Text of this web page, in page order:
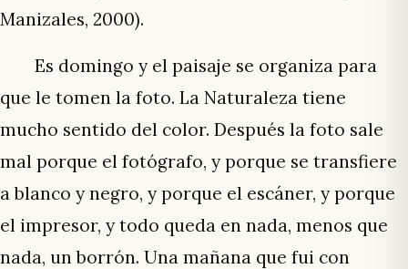
Manizales, 2000).
Es domingo y el paisaje se organiza para
que le tomen la foto. La Naturaleza tiene
mucho sentido del color. Después la foto sale
mal porque el fotógrafo, y porque se transfiere
a blanco y negro, y porque el escáner, y porque
el impresor, y todo queda en nada, menos que
nada, un borrón. Una mañana que fui con